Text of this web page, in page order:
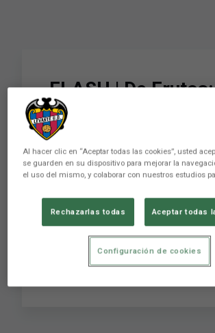
FLASH | De Frutos:
"Nos vamos con un
sabor agridulce por
haber conseguido
FLASH | De Frutos: "Nos vamos con un
agridulce por no haber conseguido los
Al hacer clic en “Aceptar todas las cookies”, usted
se guarden en su dispositivo para mejorar la
el uso del mismo, y colaborar con nuestros estudios
Rechazarlas todas Aceptar todas
Configuración de cookies